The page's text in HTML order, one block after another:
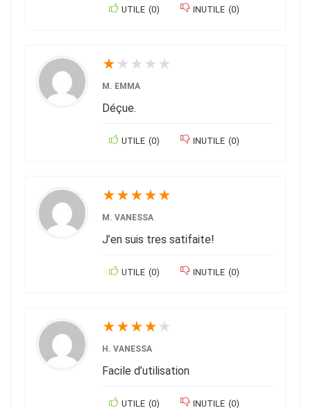
UTILE (0) INUTILE (0)
★ ★ ★ ★ ★
M. EMMA
Déçue.
UTILE (0) INUTILE (0)
★★★★★
M. VANESSA
J’en suis tres satifaite!
UTILE (0) INUTILE (0)
★★★★ ★
H. VANESSA
Facile d’utilisation
UTILE (0) INUTILE (0)